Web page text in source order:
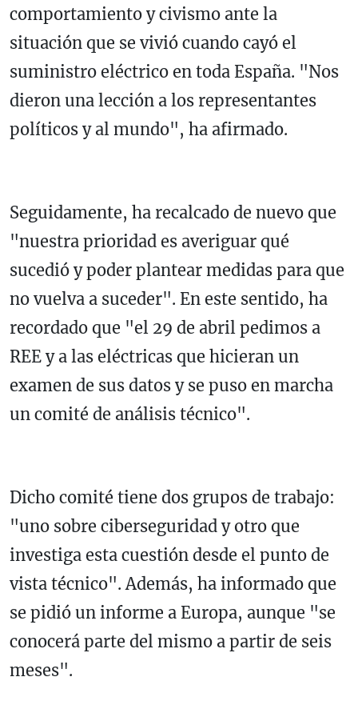
comportamiento y civismo ante la
situación que se vivió cuando cayó el
suministro eléctrico en toda España. "Nos
dieron una lección a los representantes
políticos y al mundo", ha afirmado.
Seguidamente, ha recalcado de nuevo que
"nuestra prioridad es averiguar qué
sucedió y poder plantear medidas para que
no vuelva a suceder". En este sentido, ha
recordado que "el 29 de abril pedimos a
REE y a las eléctricas que hicieran un
examen de sus datos y se puso en marcha
un comité de análisis técnico".
Dicho comité tiene dos grupos de trabajo:
"uno sobre ciberseguridad y otro que
investiga esta cuestión desde el punto de
vista técnico". Además, ha informado que
se pidió un informe a Europa, aunque "se
conocerá parte del mismo a partir de seis
meses".